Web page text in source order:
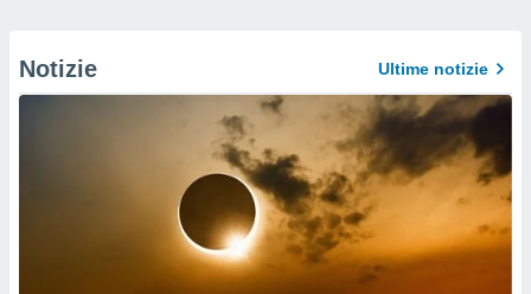
Notizie Ultime notizie